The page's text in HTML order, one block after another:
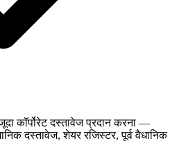
कॉर्पोरेट दस्तावेज प्रदान करना —
दस्तावेज, शेयर रजिस्टर, पूर्व वैधानिक